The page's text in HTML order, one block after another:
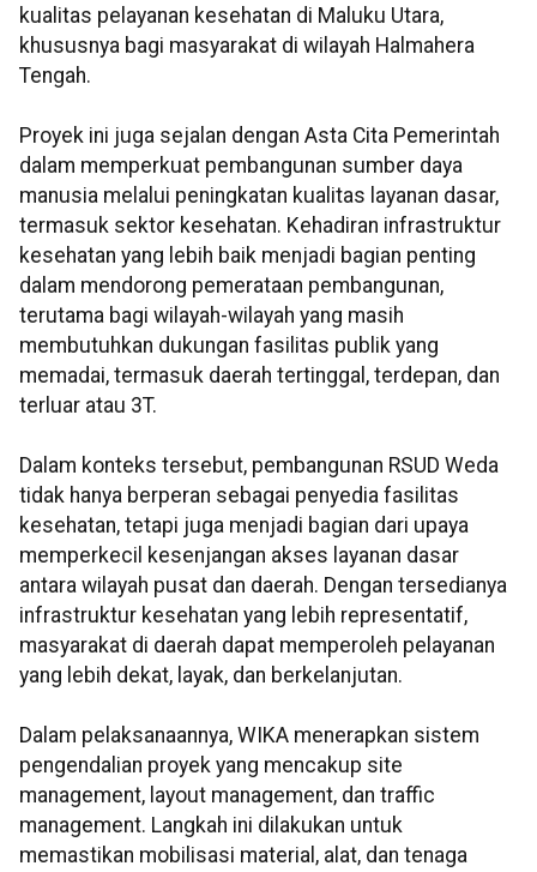
kualitas pelayanan kesehatan di Maluku Utara,
khususnya bagi masyarakat di wilayah Halmahera
Tengah.
Proyek ini juga sejalan dengan Asta Cita Pemerintah
dalam memperkuat pembangunan sumber daya
manusia melalui peningkatan kualitas layanan dasar,
termasuk sektor kesehatan. Kehadiran infrastruktur
kesehatan yang lebih baik menjadi bagian penting
dalam mendorong pemerataan pembangunan,
terutama bagi wilayah-wilayah yang masih
membutuhkan dukungan fasilitas publik yang
memadai, termasuk daerah tertinggal, terdepan, dan
terluar atau 3T.
Dalam konteks tersebut, pembangunan RSUD Weda
tidak hanya berperan sebagai penyedia fasilitas
kesehatan, tetapi juga menjadi bagian dari upaya
memperkecil kesenjangan akses layanan dasar
antara wilayah pusat dan daerah. Dengan tersedianya
infrastruktur kesehatan yang lebih representatif,
masyarakat di daerah dapat memperoleh pelayanan
yang lebih dekat, layak, dan berkelanjutan.
Dalam pelaksanaannya, WIKA menerapkan sistem
pengendalian proyek yang mencakup site
management, layout management, dan traffic
management. Langkah ini dilakukan untuk
memastikan mobilisasi material, alat, dan tenaga